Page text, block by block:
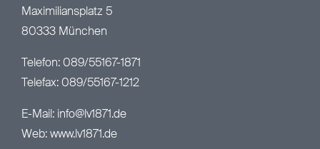
Maximiliansplatz 5
80333 München
Telefon: 089/55167-1871
Telefax: 089/55167-1212
E-Mail: info@lv1871.de
Web: www.lv1871.de